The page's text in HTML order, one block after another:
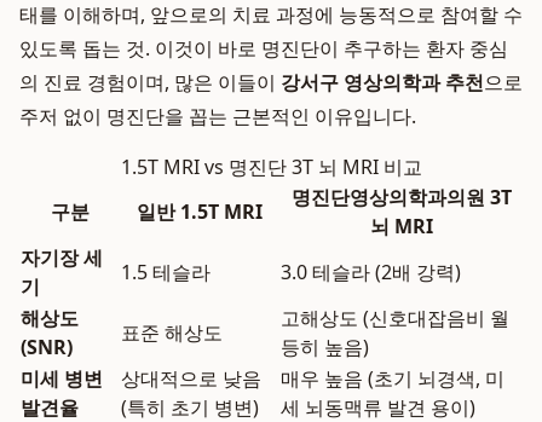
태를 이해하며, 앞으로의 치료 과정에 능동적으로 참여할 수
있도록 돕는 것. 이것이 바로 명진단이 추구하는 환자 중심
의 진료 경험이며, 많은 이들이 강서구 영상의학과 추천으로
주저 없이 명진단을 꼽는 근본적인 이유입니다.
1.5T MRI vs 명진단 3T 뇌 MRI 비교
구분
일반 1.5T MRI
명진단영상의학과의원 3T
뇌 MRI
자기장 세
기
1.5 테슬라
3.0 테슬라 (2배 강력)
해상도
(SNR)
표준 해상도
고해상도 (신호대잡음비 월
등히 높음)
미세 병변
발견율
상대적으로 낮음
(특히 초기 병변)
매우 높음 (초기 뇌경색, 미
세 뇌동맥류 발견 용이)